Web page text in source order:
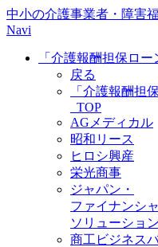
中小の介護事業者・障害
Navi
「介護報酬担保ロ
戻る
「介護報酬担
_TOP
AGメディカル
昭和リース
ヒロシ興産
栄光商事
ジャパン・
ファイナンシ
ソリューショ
商工ビジネス